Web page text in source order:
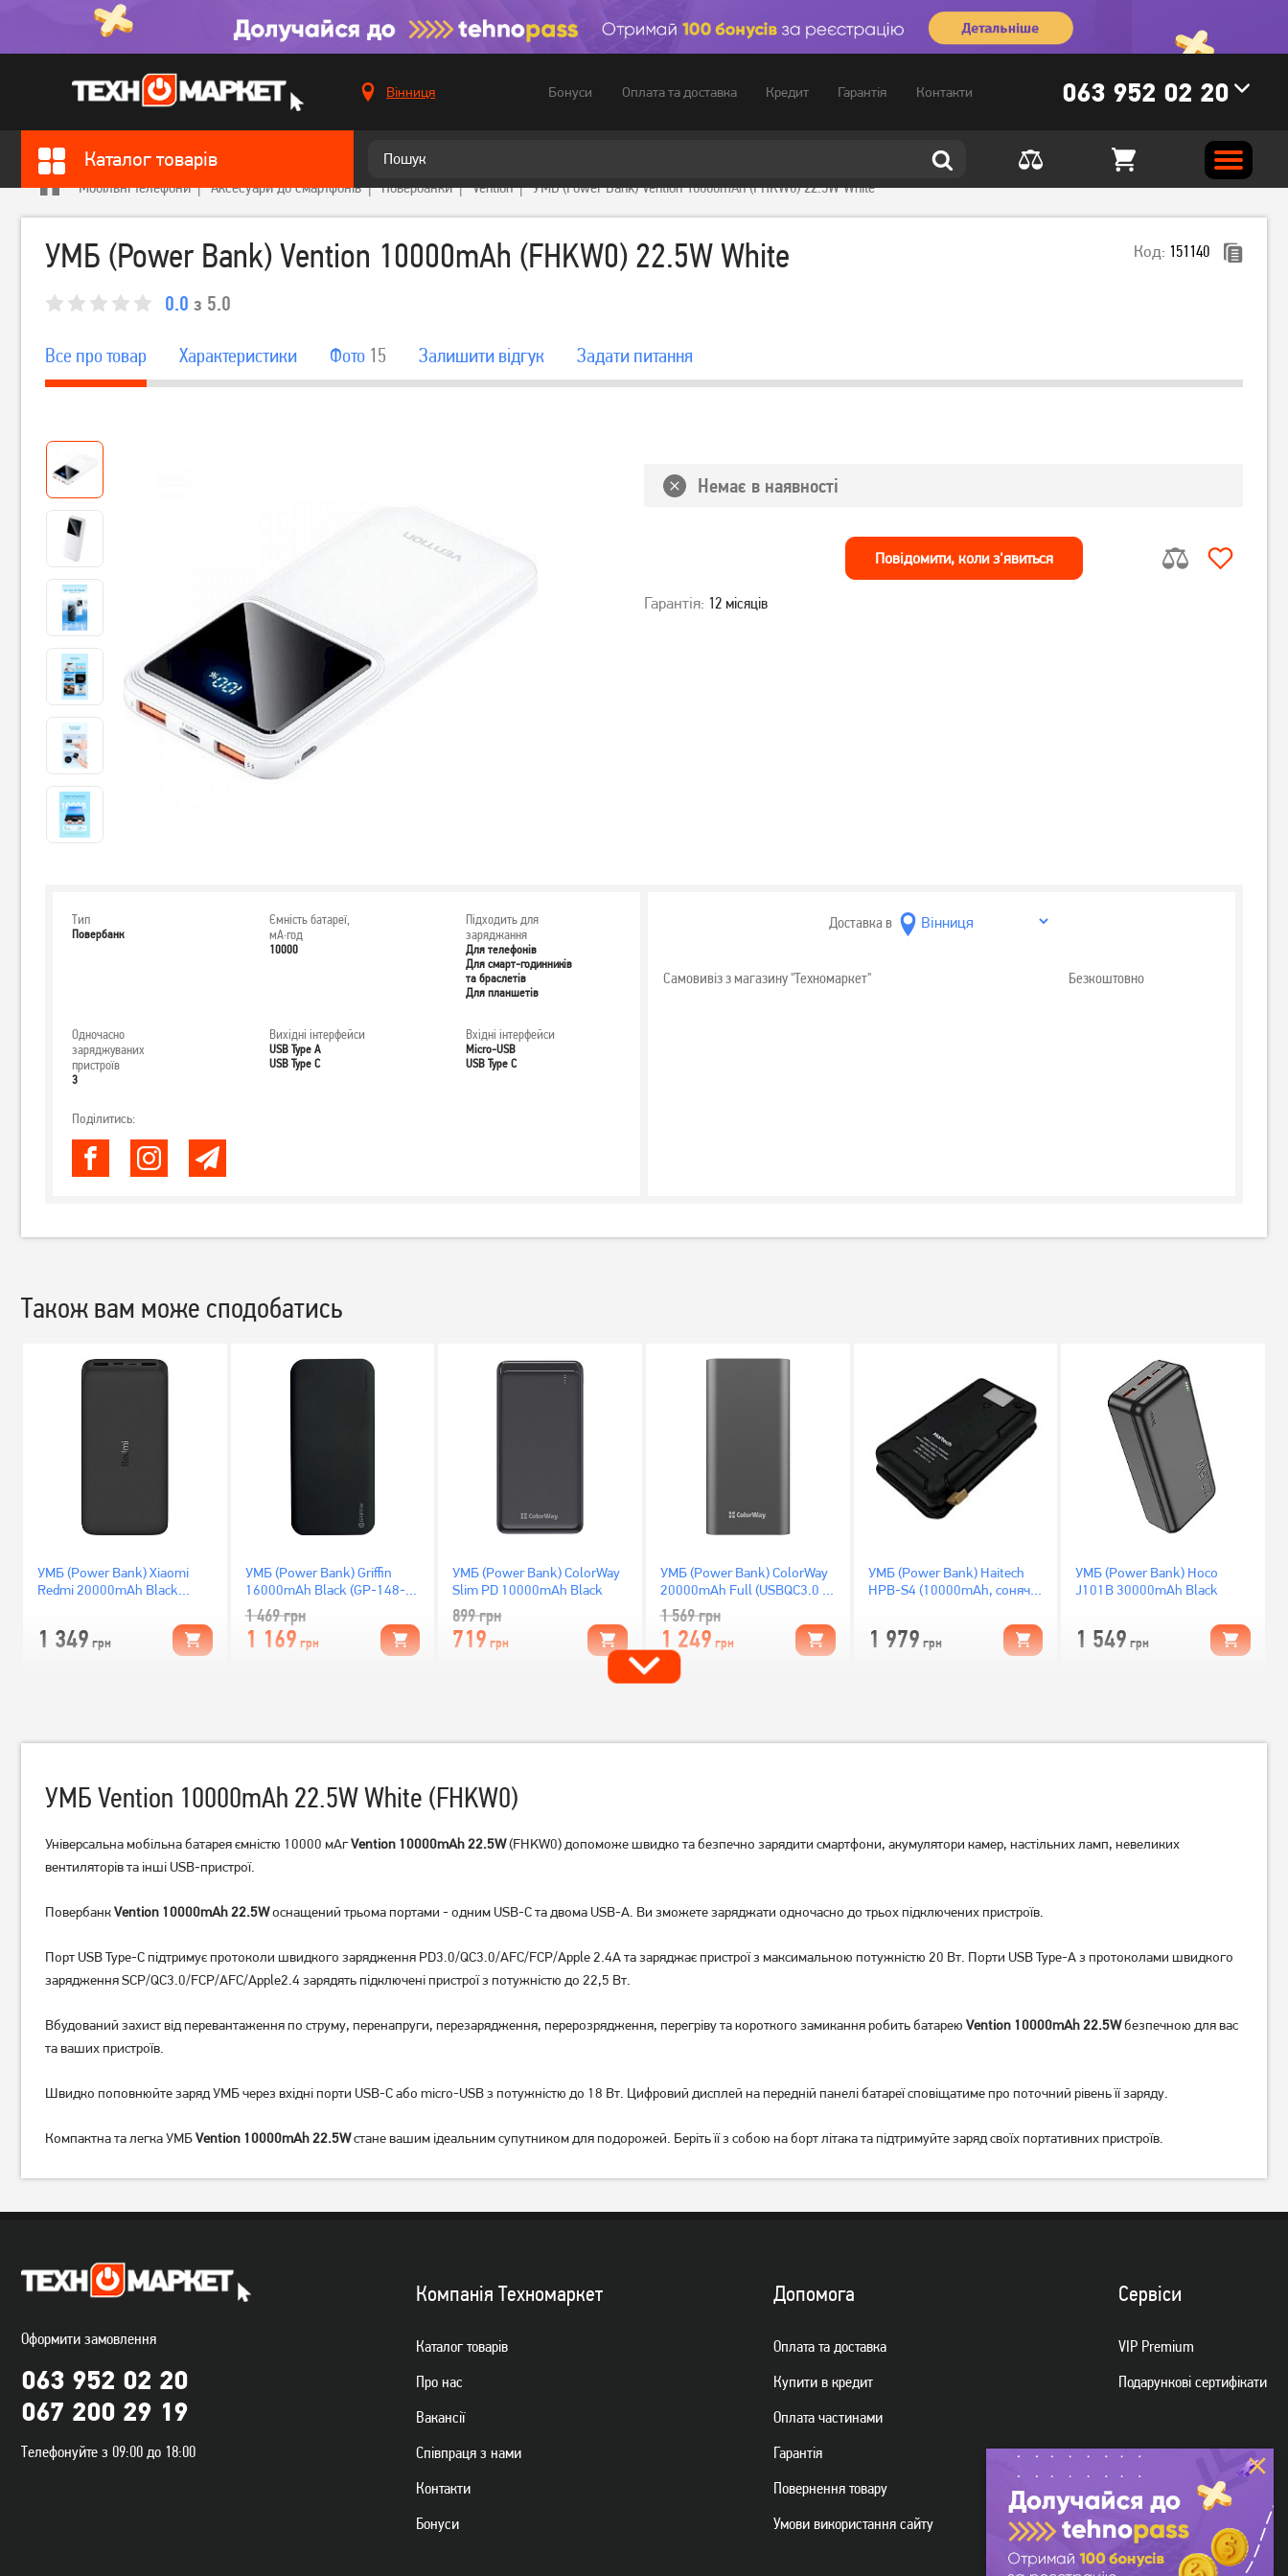
Вінниця Бонуси Оплата та доставка Кредит Гарантія Контакти 063 952 02 20
Каталог товарів
Мобільні телефони Аксесуари до смартфонів Повербанки Vention УМБ (Power Bank) Vention 10000mAh (FHKW0) 22.5W White
УМБ (Power Bank) Vention 10000mAh (FHKW0) 22.5W White Код: 151140
0.0 з 5.0
Все про товар Характеристики Фото 15 Залишити вiдгук Задати питання
Немає в наявності
Повiдомити, коли з'явиться
Гарантія: 12 місяців
Тип
Повербанк
Ємність батареї,
мА·год
10000
Підходить для
заряджання
Для телефонів
Для смарт-годинників
та браслетів
Для планшетів
Одночасно
заряджуваних
пристроїв
3
Вихідні інтерфейси
USB Type A
USB Type C
Вхідні інтерфейси
Micro-USB
USB Type C
Поділитись:
Доставка в
Самовивіз з магазину "Техномаркет" Безкоштовно
Також вам може сподобатись
УМБ (Power Bank) Xiaomi
Redmi 20000mAh Black
1 349 грн
УМБ (Power Bank) Griffin
16000mAh Black (GP-148-
BLK)
1 469грн
1 169 грн
УМБ (Power Bank) ColorWay
Slim PD 10000mAh Black
899грн
719 грн
УМБ (Power Bank) ColorWay
20000mAh Full (USBQC3.0 +
USB-C Power Delivery 22.5W)
Gray
1 569грн
1 249 грн
УМБ (Power Bank) Haitech
HPB-S4 (10000mAh, сонячні
1 979 грн
УМБ (Power Bank) Hoco
J101B 30000mAh Black
1 549 грн
УМБ (Power Bank) ColorWay
60000 mAh Powerful Black
4 439 грн
3 549грн
УМБ (Power Bank) ColorWay
30000mAh EnergyPlus
PowerDelivery 22.5W
1 489грн
УМБ (Power Bank) Baseus
PPQD090101 30000mAh
2 199грн
BHR9126GL 30000 mAh
2 049
Зовнішній акумулятор
(Power Bank) HOCO J101B
22.5Wгрн
1 499 879
mobile X-power SI30A4QL
30000 mAh PD20W Black
УМБ Vention 10000mAh 22.5W White (FHKW0)
Універсальна мобільна батарея ємністю 10000 мАгVention 10000mAh 22.5W(FHKW0) допоможе швидко та безпечно зарядити смартфони, акумулятори камер, настільних ламп, невеликих
вентиляторів та інші USB-пристрої.
ПовербанкVention 10000mAh 22.5Wоснащений трьома портами - одним USB-C та двома USB-A. Ви зможете заряджати одночасно до трьох підключених пристроїв.
Порт USB Type-C підтримує протоколи швидкого зарядження PD3.0/QC3.0/AFC/FCP/Apple 2.4A та заряджає пристрої з максимальною потужністю 20 Вт. Порти USB Type-A з протоколами швидкого
зарядження SCP/QC3.0/FCP/AFC/Apple2.4 зарядять підключені пристрої з потужністю до 22,5 Вт.
Вбудований захист від перевантаження по струму, перенапруги, перезарядження, перерозрядження, перегріву та короткого замикання робить батарею Vention 10000mAh 22.5Wбезпечною для вас
та ваших пристроїв.
Швидко поповнюйте заряд УМБ через вхідні порти USB-C або micro-USB з потужністю до 18 Вт. Цифровий дисплей на передній панелі батареї сповіщатиме про поточний рівень її заряду.
Компактна та легка УМБVention 10000mAh 22.5Wстане вашим ідеальним супутником для подорожей. Беріть її з собою на борт літака та підтримуйте заряд своїх портативних пристроїв.
Оформити замовлення
063 952 02 20
067 200 29 19
Телефонуйте з 09:00 до 18:00
Компанiя Техномаркет
Каталог товарiв
Про нас
Вакансії
Спiвпраця з нами
Контакти
Бонуси
Допомога
Оплата та доставка
Купити в кредит
Оплата частинами
Гарантiя
Повернення товару
Умови використання сайту
Сервiси
VIP Premium
Подарункові сертифікати